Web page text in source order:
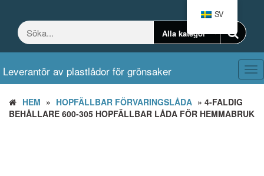
innehållet
Leverantör av plastlådor för grönsaker
HEM » HOPFÄLLBAR FÖRVARINGSLÅDA » 4-FALDIG
BEHÅLLARE 600-305 HOPFÄLLBAR LÅDA FÖR HEMMABRUK
SV